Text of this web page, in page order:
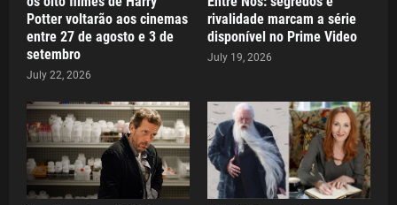
Potter voltarão aos cinemas
entre 27 de agosto e 3 de
setembro
July 22, 2026
rivalidade marcam a série
disponível no Prime Video
July 19, 2026